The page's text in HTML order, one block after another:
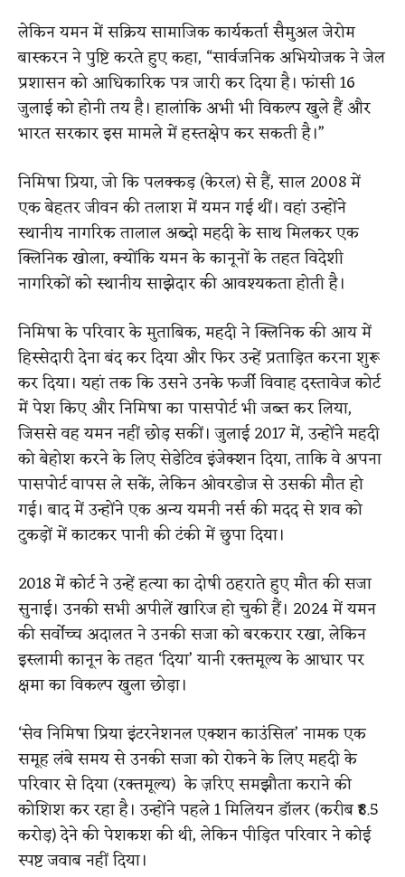
लेकिन यमन में सक्रिय सामाजिक कार्यकर्ता सैमुअल जेरोम
बास्करन ने पुष्टि करते हुए कहा, “सार्वजनिक अभियोजक ने जेल
प्रशासन को आधिकारिक पत्र जारी कर दिया है। फांसी 16
जुलाई को होनी तय है। हालांकि अभी भी विकल्प खुले हैं और
भारत सरकार इस मामले में हस्तक्षेप कर सकती है।”
निमिषा प्रिया, जो कि पलक्कड़ (केरल) से हैं, साल 2008 में
एक बेहतर जीवन की तलाश में यमन गई थीं। वहां उन्होंने
स्थानीय नागरिक तालाल अब्दो महदी के साथ मिलकर एक
क्लिनिक खोला, क्योंकि यमन के कानूनों के तहत विदेशी
नागरिकों को स्थानीय साझेदार की आवश्यकता होती है।
निमिषा के परिवार के मुताबिक, महदी ने क्लिनिक की आय में
हिस्सेदारी देना बंद कर दिया और फिर उन्हें प्रताड़ित करना शुरू
कर दिया। यहां तक कि उसने उनके फर्जी विवाह दस्तावेज कोर्ट
में पेश किए और निमिषा का पासपोर्ट भी जब्त कर लिया,
जिससे वह यमन नहीं छोड़ सकीं। जुलाई 2017 में, उन्होंने महदी
को बेहोश करने के लिए सेडेटिव इंजेक्शन दिया, ताकि वे अपना
पासपोर्ट वापस ले सकें, लेकिन ओवरडोज से उसकी मौत हो
गई। बाद में उन्होंने एक अन्य यमनी नर्स की मदद से शव को
टुकड़ों में काटकर पानी की टंकी में छुपा दिया।
2018 में कोर्ट ने उन्हें हत्या का दोषी ठहराते हुए मौत की सजा
सुनाई। उनकी सभी अपीलें खारिज हो चुकी हैं। 2024 में यमन
की सर्वोच्च अदालत ने उनकी सजा को बरकरार रखा, लेकिन
इस्लामी कानून के तहत ‘दिया’ यानी रक्तमूल्य के आधार पर
क्षमा का विकल्प खुला छोड़ा।
‘सेव निमिषा प्रिया इंटरनेशनल एक्शन काउंसिल’ नामक एक
समूह लंबे समय से उनकी सजा को रोकने के लिए महदी के
परिवार से दिया (रक्तमूल्य) के ज़रिए समझौता कराने की
कोशिश कर रहा है। उन्होंने पहले 1 मिलियन डॉलर (करीब ₹8.5
करोड़) देने की पेशकश की थी, लेकिन पीड़ित परिवार ने कोई
स्पष्ट जवाब नहीं दिया।